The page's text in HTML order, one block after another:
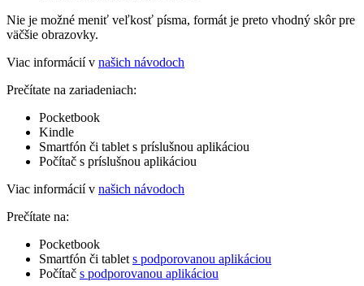
Nie je možné meniť veľkosť písma, formát je preto vhodný skôr pre
väčšie obrazovky.
Viac informácií v našich návodoch
Prečítate na zariadeniach:
Pocketbook
Kindle
Smartfón či tablet s príslušnou aplikáciou
Počítač s príslušnou aplikáciou
Viac informácií v našich návodoch
Prečítate na:
Pocketbook
Smartfón či tablet s podporovanou aplikáciou
Počítač s podporovanou aplikáciou